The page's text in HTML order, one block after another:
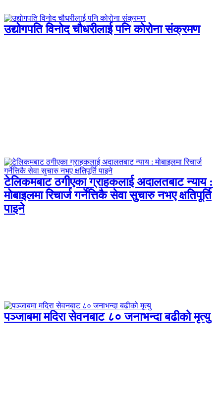
उद्योगपति विनोद चौधरीलाई पनि कोरोना संक्रमण
टेलिकमबाट ठगीएका ग्राहकलाई अदालतबाट न्याय :
मोबाइलमा रिचार्ज गर्नेत्तिकै सेवा सुचारु नभए क्षतिपूर्ति
पाइने
पञ्जाबमा मदिरा सेवनबाट ८० जनाभन्दा बढीको मृत्यु